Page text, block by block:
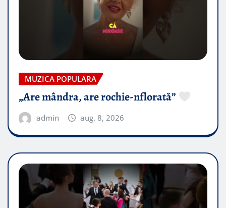
MUZICA POPULARA
„Are mândra, are rochie-nflorată”
admin aug. 8, 2026